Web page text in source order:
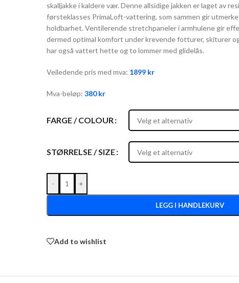
skalljakke i kaldere vær. Denne allsidige jakken er laget av
førsteklasses PrimaLoft-vattering, som sammen gir
holdbarhet. Ventilerende stretchpaneler i armhulene gir
dermed optimal komfort under krevende fotturer, skiturer
har også vattert hette og to lommer med glidelås.
Veiledende pris med mva: 1899 kr
Mva-beløp: 380kr
FARGE / COLOUR
STØRRELSE / SIZE
- +
LEGG I HANDLEKURV
Add to wishlist